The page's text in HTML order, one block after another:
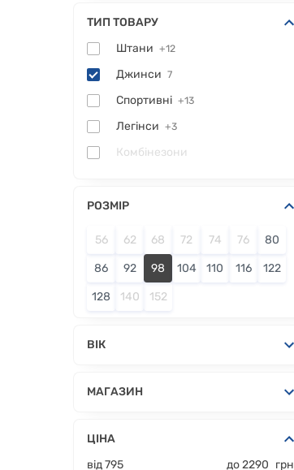
ТИП ТОВАРУ
Штани +12
Джинси 7
Спортивні +13
Легінси +3
Комбінезони
РОЗМІР
56 62 68 72 74 76 80
86 92 98 104 110 116 122
128 140 152
ВІК
МАГАЗИН
ЦІНА
від795 до 2290 грн